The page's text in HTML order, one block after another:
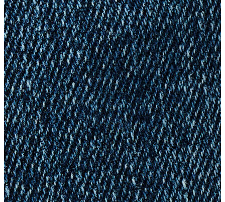
Giyim
Giyim
Jean Pantolon
Pantolon
Gömlek
Sweatshirt
T-shirt
Polo
Şort
Deniz Şortu
Atlet
Hırka
Eşofman Altı
Yağmurluk
Dış Giyim
Dış Giyim
Mont
Ceket
Kaban
Trenchcoat
Jean
Jean